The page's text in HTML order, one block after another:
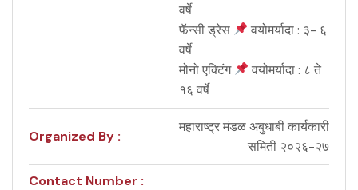
वर्षे
फॅन्सी ड्रेस
वयोमर्यादा : ३- ६
वर्षे
मोनो एक्टिंग
वयोमर्यादा : ८ ते
१६ वर्षे
Organized By :
महाराष्ट्र मंडळ अबुधाबी कार्यकारी
समिती २०२६-२७
Contact Number :